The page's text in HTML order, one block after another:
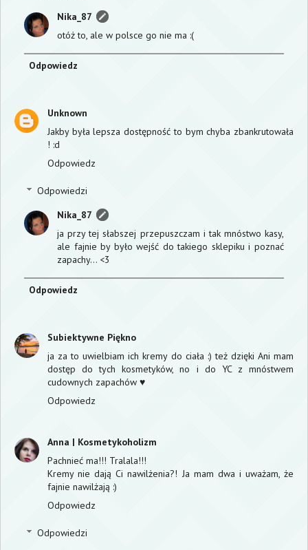
Nika_87
otóż to, ale w polsce go nie ma :(
Odpowiedz
Unknown
Jakby była lepsza dostępność to bym chyba zbankrutowała
! :d
Odpowiedz
Odpowiedzi
Nika_87
ja przy tej słabszej przepuszczam i tak mnóstwo kasy,
ale fajnie by było wejść do takiego sklepiku i poznać
zapachy... <3
Odpowiedz
Subiektywne Piękno
ja za to uwielbiam ich kremy do ciała :) też dzięki Ani mam
dostęp do tych kosmetyków, no i do YC z mnóstwem
cudownych zapachów ♥
Odpowiedz
Anna | Kosmetykoholizm
Pachnieć ma!!! Tralala!!!
Kremy nie dają Ci nawilżenia?! Ja mam dwa i uważam, że
fajnie nawilżają :)
Odpowiedz
Odpowiedzi